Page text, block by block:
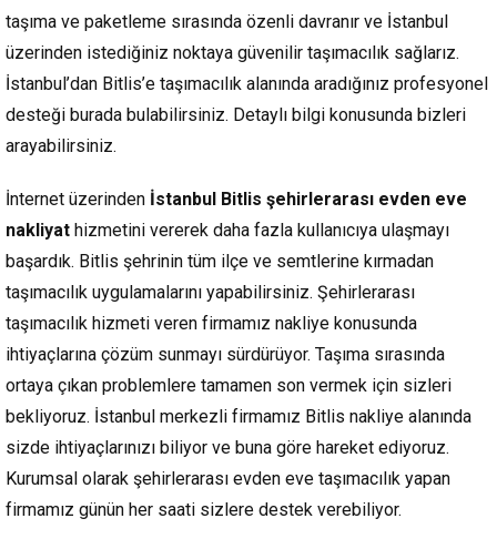
taşıma ve paketleme sırasında özenli davranır ve İstanbul
üzerinden istediğiniz noktaya güvenilir taşımacılık sağlarız.
İstanbul’dan Bitlis’e taşımacılık alanında aradığınız profesyonel
desteği burada bulabilirsiniz. Detaylı bilgi konusunda bizleri
arayabilirsiniz.
İnternet üzerinden İstanbul Bitlis şehirlerarası evden eve
nakliyat hizmetini vererek daha fazla kullanıcıya ulaşmayı
başardık. Bitlis şehrinin tüm ilçe ve semtlerine kırmadan
taşımacılık uygulamalarını yapabilirsiniz. Şehirlerarası
taşımacılık hizmeti veren firmamız nakliye konusunda
ihtiyaçlarına çözüm sunmayı sürdürüyor. Taşıma sırasında
ortaya çıkan problemlere tamamen son vermek için sizleri
bekliyoruz. İstanbul merkezli firmamız Bitlis nakliye alanında
sizde ihtiyaçlarınızı biliyor ve buna göre hareket ediyoruz.
Kurumsal olarak şehirlerarası evden eve taşımacılık yapan
firmamız günün her saati sizlere destek verebiliyor.